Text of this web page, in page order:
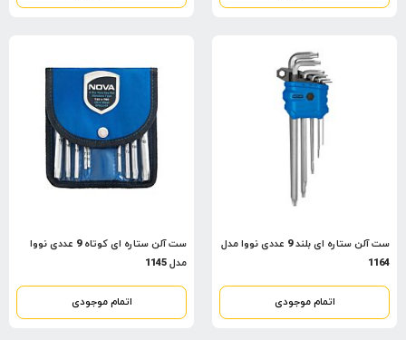
ست آلن ستاره ای بلند 9 عددی نووا مدل
1164
اتمام موجودی
ست آلن ستاره ای کوتاه 9 عددی نووا
مدل 1145
اتمام موجودی